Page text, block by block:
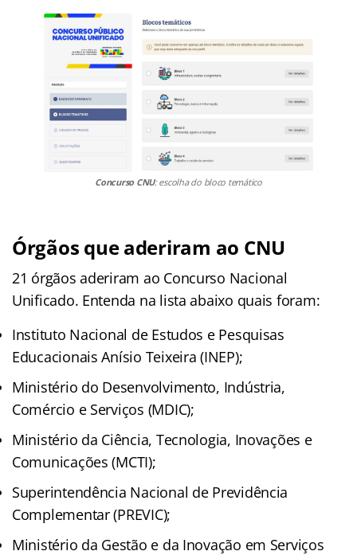
Concurso CNU: escolha do bloco temático
Órgãos que aderiram ao CNU
21 órgãos aderiram ao Concurso Nacional
Unificado. Entenda na lista abaixo quais foram:
Instituto Nacional de Estudos e Pesquisas
Educacionais Anísio Teixeira (INEP);
Ministério do Desenvolvimento, Indústria,
Comércio e Serviços (MDIC);
Ministério da Ciência, Tecnologia, Inovações e
Comunicações (MCTI);
Superintendência Nacional de Previdência
Complementar (PREVIC);
Ministério da Gestão e da Inovação em Serviços